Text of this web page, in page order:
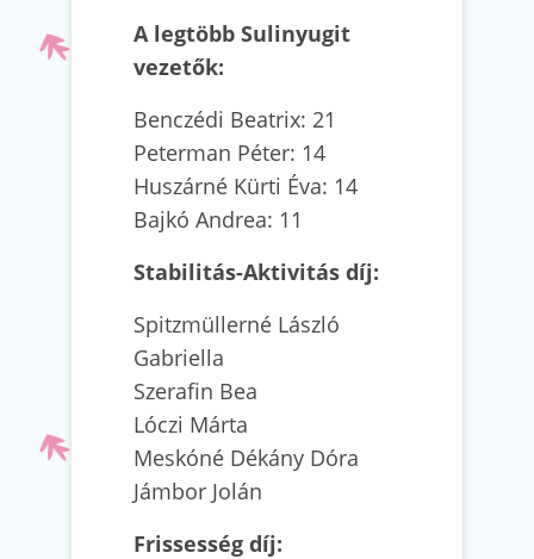
A legtöbb Sulinyugit
vezetők:
Benczédi Beatrix: 21
Peterman Péter: 14
Huszárné Kürti Éva: 14
Bajkó Andrea: 11
Stabilitás-Aktivitás díj:
Spitzmüllerné László
Gabriella
Szerafin Bea
Lóczi Márta
Meskóné Dékány Dóra
Jámbor Jolán
Frissesség díj: